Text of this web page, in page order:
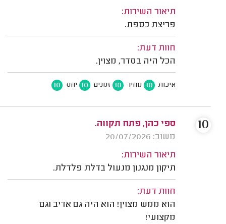
תיאור השירות:
פריצת כספת.
חוות דעת:
הכל היה בסדר, מצוין.
איכות 10 מחיר 10 זמנים 10 יחס 10
ספי כהן, פתח תקווה.
משוב: 20/07/2026
תיאור השירות:
תיקון מנגנון מנעול בדלת פלדלת.
חוות דעת:
הוא ממש מצוין! הוא היה גם אדיב וגם
מקצועי!
10